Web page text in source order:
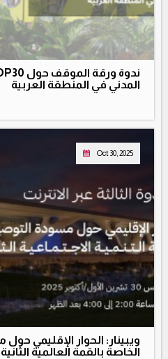
المدني في المنطقة العربية
Oct 30, 2025
ويبينار: الحوار الإقليمي
الخاصة بالقمة العالمية